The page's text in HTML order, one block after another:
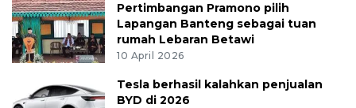
Pertimbangan Pramono pilih
Lapangan Banteng sebagai tuan
rumah Lebaran Betawi
10 April 2026
Tesla berhasil kalahkan penjualan
BYD di 2026